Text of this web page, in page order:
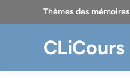
Thèmes des mémoires
CLiCours